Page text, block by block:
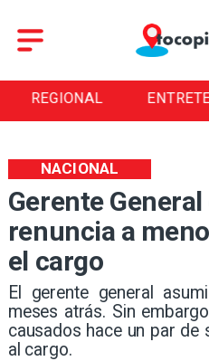
REGIONAL
Gerente General
renuncia a
el cargo
El gerente general
meses atrás. Sin
causados hace un par de
al cargo.
NACIONAL